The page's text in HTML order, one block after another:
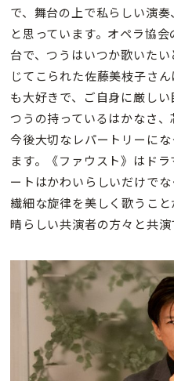
で、舞台の上で私らしい演
と思っています。オペラ協
台で、つうはいつか歌いた
じてこられた佐藤美枝子さ
も大好きで、ご自身に厳しい
つうの持っているはかなさ
今後大切なレパートリーに
ます。《ファウスト》はド
ートはかわいらしいだけで
繊細な旋律を美しく歌うこ
晴らしい共演者の方々と共演